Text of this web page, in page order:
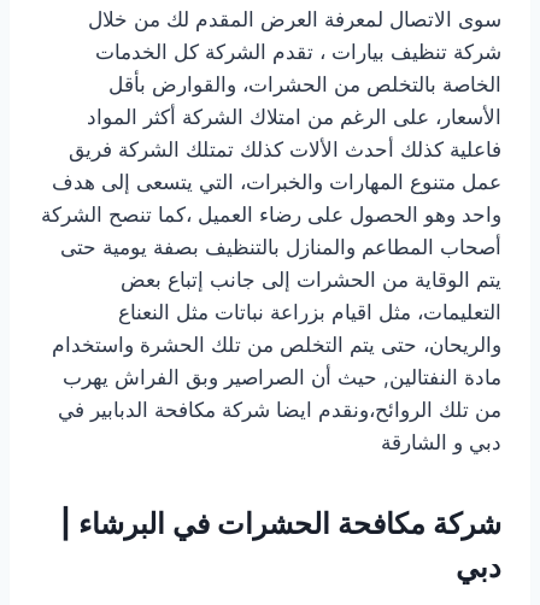
سوى الاتصال لمعرفة العرض المقدم لك من خلال
شركة تنظيف بيارات ، تقدم الشركة كل الخدمات
الخاصة بالتخلص من الحشرات، والقوارض بأقل
الأسعار، على الرغم من امتلاك الشركة أكثر المواد
فاعلية كذلك أحدث الألات كذلك تمتلك الشركة فريق
عمل متنوع المهارات والخبرات، التي يتسعى إلى هدف
واحد وهو الحصول على رضاء العميل ،كما تنصح الشركة
أصحاب المطاعم والمنازل بالتنظيف بصفة يومية حتى
يتم الوقاية من الحشرات إلى جانب إتباع بعض
التعليمات، مثل اقيام بزراعة نباتات مثل النعناع
والريحان، حتى يتم التخلص من تلك الحشرة واستخدام
مادة النفتالين, حيث أن الصراصير وبق الفراش يهرب
من تلك الروائح،ونقدم ايضا شركة مكافحة الدبابير في
دبي و الشارقة
شركة مكافحة الحشرات في البرشاء |
دبي